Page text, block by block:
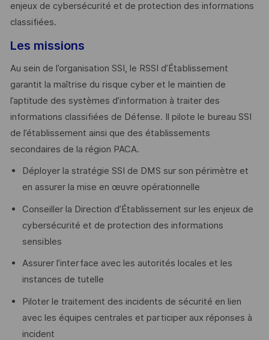
enjeux de cybersécurité et de protection des informations
classifiées.
Les missions
Au sein de l’organisation SSI, le RSSI d’Établissement
garantit la maîtrise du risque cyber et le maintien de
l’aptitude des systèmes d’information à traiter des
informations classifiées de Défense. Il pilote le bureau SSI
de l’établissement ainsi que des établissements
secondaires de la région PACA.
Déployer la stratégie SSI de DMS sur son périmètre et
en assurer la mise en œuvre opérationnelle
Conseiller la Direction d’Établissement sur les enjeux de
cybersécurité et de protection des informations
sensibles
Assurer l’interface avec les autorités locales et les
instances de tutelle
Piloter le traitement des incidents de sécurité en lien
avec les équipes centrales et participer aux réponses à
incident